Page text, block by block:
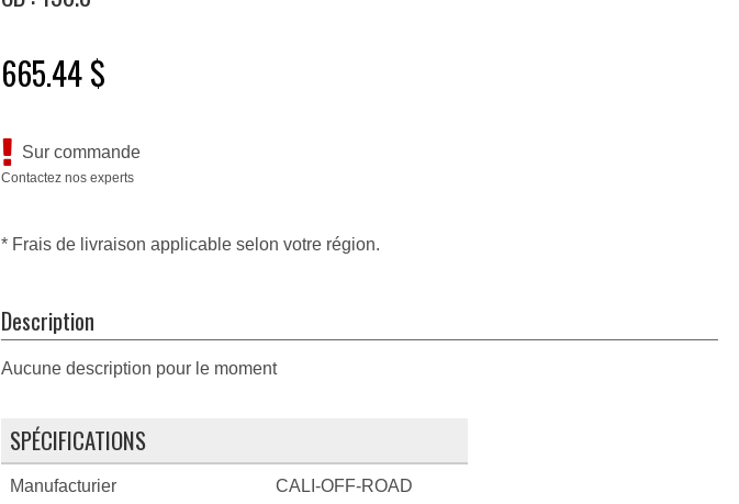
665.44 $
Sur commande
Contactez nos experts
* Frais de livraison applicable selon votre région.
Description
Aucune description pour le moment
SPÉCIFICATIONS
Manufacturier CALI-OFF-ROAD